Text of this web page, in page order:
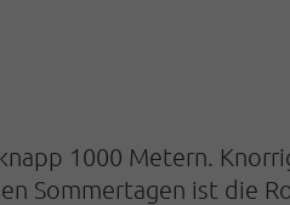
1000 Metern.
Sommertagen ist die